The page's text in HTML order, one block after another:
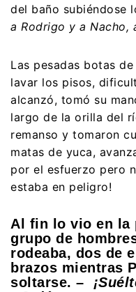
del baño subiéndose
a Rodrigo y a Nacho,
Las pesadas botas
lavar los pisos,
alcanzó, tomó su
largo de la orilla del
remanso y tomaron
matas de yuca,
por el esfuerzo pero
estaba en peligro!
Al fin lo vio en la
grupo de
rodeaba, dos de
brazos mientras
soltarse. –